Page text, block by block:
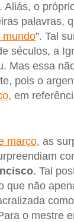
Aliás, o
palavras,
mundo”. Tal
séculos, a
Mas essa
pois o
, em
março, as
. Tal
que não
o mestre